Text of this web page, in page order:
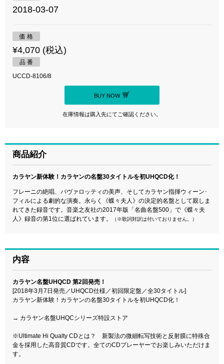
2018-03-07
価 格
¥4,070 (税込)
品 番
UCCD-8106/8
BUY NOW
在庫情報は購入先にてご確認ください。
商品紹介
カラヤン新体験！カラヤンの名盤30タイトルを初UHQCD化！
フレーニの絶唱、パヴァロッティの美声、そしてカラヤン指揮ウィーン･
フィルによる劇的な演奏。永らく《蝶々夫人》の決定的名盤として親しま
れてきた録音です。音楽之友社の2017年版「名曲名盤500」で《蝶々夫
人》録音の第1位に選ばれています。
（※歌詞対訳は付いておりません。）
内容
カラヤン名盤UHQCD 第2回発売！
[2018年3月7日発売／UHQCD仕様／初回限定盤／全30タイトル]
カラヤン新体験！カラヤンの名盤30タイトルを初UHQCD化！
→ カラヤン名盤UHQCシリーズ特設ストア
※Ultimate Hi Qualty CDとは？ 新製法の微細転写技術と反射膜に特殊合
金を採用した高音質CDです。全てのCDプレーヤーでお楽しみいただけま
す。